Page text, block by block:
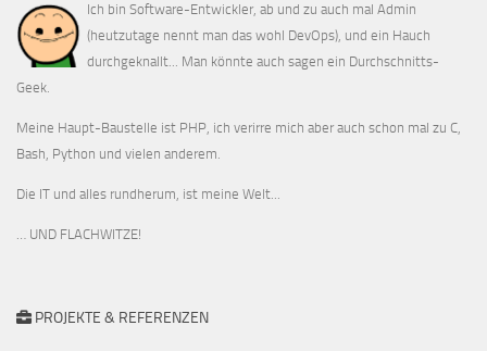
Ich bin Software-Entwickler, ab und zu auch mal Admin
(heutzutage nennt man das wohl DevOps), und ein Hauch
durchgeknallt... Man könnte auch sagen ein Durchschnitts-
Geek.
Meine Haupt-Baustelle ist PHP, ich verirre mich aber auch schon mal zu C,
Bash, Python und vielen anderem.
Die IT und alles rundherum, ist meine Welt...
… UND FLACHWITZE!
PROJEKTE & REFERENZEN